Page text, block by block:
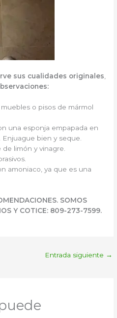
sus cualidades originales
o pisos de mármol
una esponja empapada en
bien y seque.
limón y vinagre.
amoniaco, ya que es una
SOMOS
Y COTICE: 809-273-7599.
Entrada siguiente →